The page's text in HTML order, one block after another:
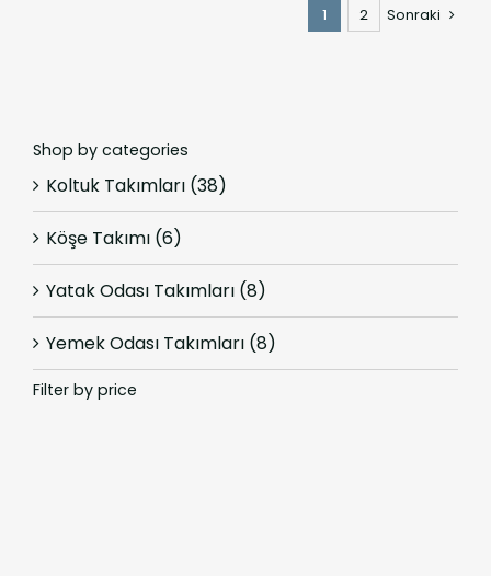
1 2 Sonraki
Shop by categories
Koltuk Takımları (38)
Köşe Takımı (6)
Yatak Odası Takımları (8)
Yemek Odası Takımları (8)
Filter by price